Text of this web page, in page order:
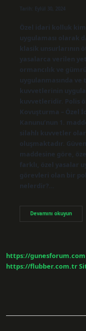
Tarih: Eylül 30, 2024
Özel idari kolluk
uygulaması olarak
klasik unsurlarının
yasalarca verilen
ormancılık ve
uygulanmasında
kuvvetlerinin
kuvvetleridir. Polis
Kovuşturma – Özel
Kanunu’nun 1.
silahlı kuvvetler
oluşmaktadır.
maddesine göre,
farklı, özel yasalar
görevleri olan bir
nelerdir?…
Devamını okuyunPolis
Özel
https://gunesforum.com
https://flubber.com.tr